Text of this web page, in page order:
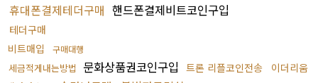
휴대폰결제테더구매 핸드폰결제비트코인구입
테더구매
비트매입
구매대행
세금적게내는방법 문화상품권코인구입 트론 리플코인전송
이더리움